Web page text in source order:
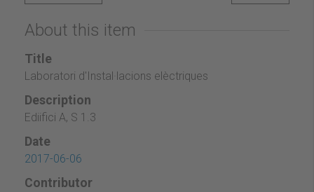
About this item
Title
Laboratori d'Instal·lacions elèctriques
Description
Ediifici A, S 1.3
Date
2017-06-06
Contributor